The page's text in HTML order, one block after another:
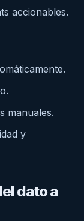
accionables.
manuales.
y
dato a